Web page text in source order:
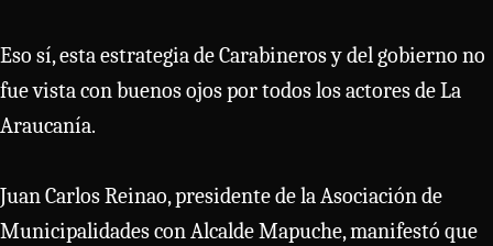
Eso sí, esta estrategia de Carabineros y del gobierno no
fue vista con buenos ojos por todos los actores de La
Araucanía.
Juan Carlos Reinao, presidente de la Asociación de
Municipalidades con Alcalde Mapuche, manifestó que